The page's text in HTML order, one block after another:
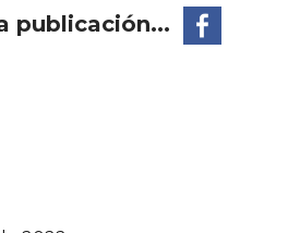
publicación...